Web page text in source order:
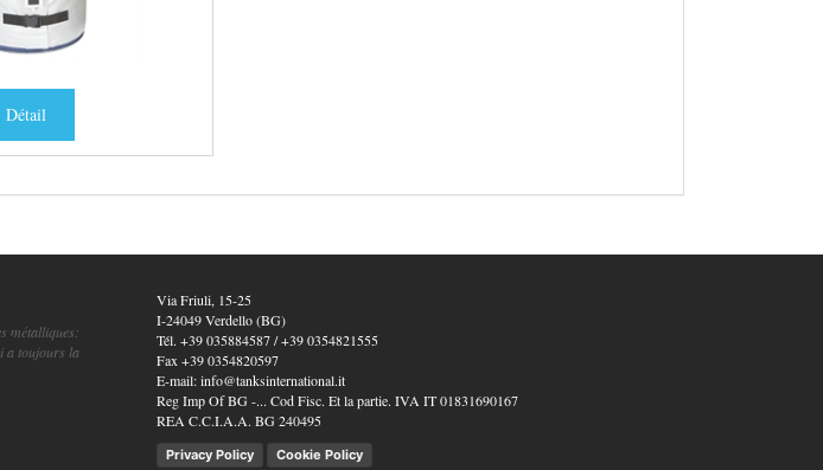
Détail
métalliques:
a toujours la
Via Friuli, 15-25
I-24049 Verdello (BG)
Tél. +39 035884587/+39 0354821555
Fax +39 0354820597
E-mail:info@tanksinternational.it
Reg Imp Of BG -... Cod Fisc. Et la partie. IVA IT 01831690167
REA C.C.I.A.A. BG 240495
Privacy Policy Cookie Policy